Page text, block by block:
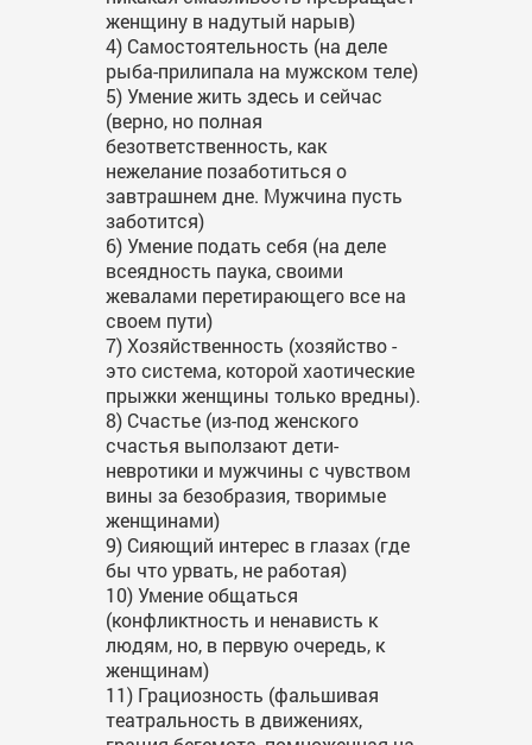
женщину в надутый нарыв)
4) Самостоятельность (на деле
рыба-прилипала на мужском теле)
5) Умение жить здесь и сейчас
(верно, но полная
безответственность, как
нежелание позаботиться о
завтрашнем дне. Мужчина пусть
заботится)
6) Умение подать себя (на деле
всеядность паука, своими
жевалами перетирающего все на
своем пути)
7) Хозяйственность (хозяйство -
это система, которой хаотические
прыжки женщины только вредны).
8) Счастье (из-под женского
счастья выползают дети-
невротики и мужчины с чувством
вины за безобразия, творимые
женщинами)
9) Сияющий интерес в глазах (где
бы что урвать, не работая)
10) Умение общаться
(конфликтность и ненависть к
людям, но, в первую очередь, к
женщинам)
11) Грациозность (фальшивая
театральность в движениях,